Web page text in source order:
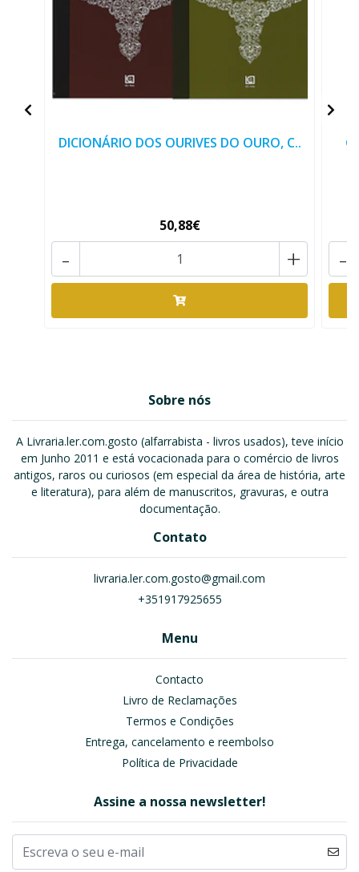
DICIONÁRIO DOS OURIVES DO OURO, C..
50,88€
+
- -
Sobre nós
A Livraria.ler.com.gosto (alfarrabista - livros usados), teve início
em Junho 2011 e está vocacionada para o comércio de livros
antigos, raros ou curiosos (em especial da área de história, arte
e literatura), para além de manuscritos, gravuras, e outra
documentação.
Contato
livraria.ler.com.gosto@gmail.com
+351917925655
Menu
Contacto
Livro de Reclamações
Termos e Condições
Entrega, cancelamento e reembolso
Política de Privacidade
Assine a nossa newsletter!